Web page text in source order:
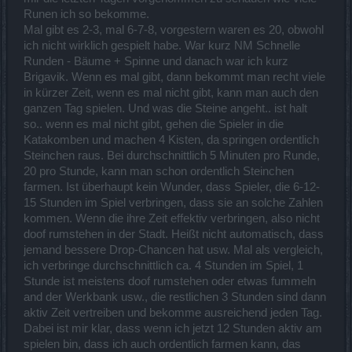
Runen ich so bekomme.
Mal gibt es 2-3, mal 6-7-8, vorgestern waren es 20, obwohl
ich nicht wirklich gespielt habe. War kurz NM Schnelle
Runden - Bäume + Spinne und danach war ich kurz
Brigavik. Wenn es mal gibt, dann bekommt man recht viele
in kürzer Zeit, wenn es mal nicht gibt, kann man auch den
ganzen Tag spielen. Und was die Steine angeht.. ist halt
so.. wenn es mal nicht gibt, gehen die Spieler in die
Katakomben und machen 4 Kisten, da springen ordentlich
Steinchen raus. Bei durchschnittlich 5 Minuten pro Runde,
20 pro Stunde, kann man schon ordentlich Steinchen
farmen. Ist überhaupt kein Wunder, dass Spieler, die 6-12-
15 Stunden im Spiel verbringen, dass sie an solche Zahlen
kommen. Wenn die ihre Zeit effektiv verbringen, also nicht
doof rumstehen in der Stadt. Heißt nicht automatisch, dass
jemand bessere Drop-Chancen hat usw. Mal als vergleich,
ich verbringe durchschnittlich ca. 4 Stunden im Spiel, 1
Stunde ist meistens doof rumstehen oder etwas fummeln
and der Werkbank usw., die restlichen 3 Stunden sind dann
aktiv Zeit vertreiben und bekomme ausreichend jeden Tag.
Dabei ist mir klar, dass wenn ich jetzt 12 Stunden aktiv am
spielen bin, dass ich auch ordentlich farmen kann, das